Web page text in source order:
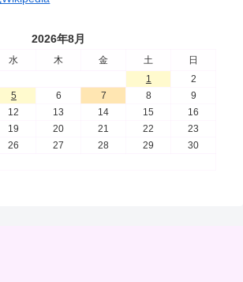
2026年8月
水 木 金 土
日
1
2
5 6 7 8
9
12 13 14 15
16
19 20 21 22
23
26 27 28 29
30